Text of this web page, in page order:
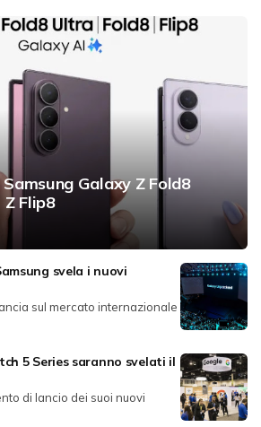
Galaxy Z Fold8
Z Flip8
svela i nuovi
sul mercato internazionale
5 Series saranno svelati il
di lancio dei suoi nuovi